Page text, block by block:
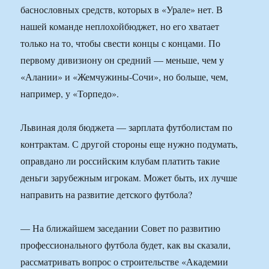
баснословных средств, которых в «Урале» нет. В
нашей команде неплохойбюджет, но его хватает
только на то, чтобы свести концы с концами. По
первому дивизиону он средний — меньше, чем у
«Алании» и «Жемчужины-Сочи», но больше, чем,
например, у «Торпедо».
Львиная доля бюджета — зарплата футболистам по
контрактам. С другой стороны еще нужно подумать,
оправдано ли российским клубам платить такие
деньги зарубежным игрокам. Может быть, их лучше
направить на развитие детского футбола?
— На ближайшем заседании Совет по развитию
профессионального футбола будет, как вы сказали,
рассматривать вопрос о строительстве «Академии